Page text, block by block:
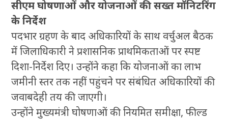
सीएम घोषणाओं और योजनाओं की सख्त मॉनिटरिंग
के निर्देश
पदभार ग्रहण के बाद अधिकारियों के साथ वर्चुअल बैठक
में जिलाधिकारी ने प्रशासनिक प्राथमिकताओं पर स्पष्ट
दिशा-निर्देश दिए। उन्होंने कहा कि योजनाओं का लाभ
जमीनी स्तर तक नहीं पहुंचने पर संबंधित अधिकारियों की
जवाबदेही तय की जाएगी।
उन्होंने मुख्यमंत्री घोषणाओं की नियमित समीक्षा, फील्ड